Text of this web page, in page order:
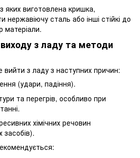
яких виготовлена кришка,
нержавіючу сталь або інші стійкі до
матеріали.
з ладу та методи
з ладу з наступних причин:
(удари, падіння).
та перегрів, особливо при
хімічних речовин